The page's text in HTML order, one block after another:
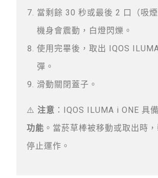
當剩餘 30 秒或最後 2 口（吸煙
機身會震動，白燈閃爍。
使用完畢後，取出 IQOS
彈。
滑動關閉蓋子。
⚠️ 注意 ：IQOS ILUMA i ONE 具備
功能 。當菸草棒被移動或取出時
停止運作。